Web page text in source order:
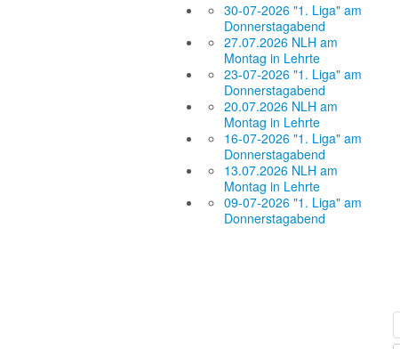
30-07-2026 "1. Liga" am
Donnerstagabend
27.07.2026 NLH am
Montag in Lehrte
23-07-2026 "1. Liga" am
Donnerstagabend
20.07.2026 NLH am
Montag in Lehrte
16-07-2026 "1. Liga" am
Donnerstagabend
13.07.2026 NLH am
Montag in Lehrte
09-07-2026 "1. Liga" am
Donnerstagabend